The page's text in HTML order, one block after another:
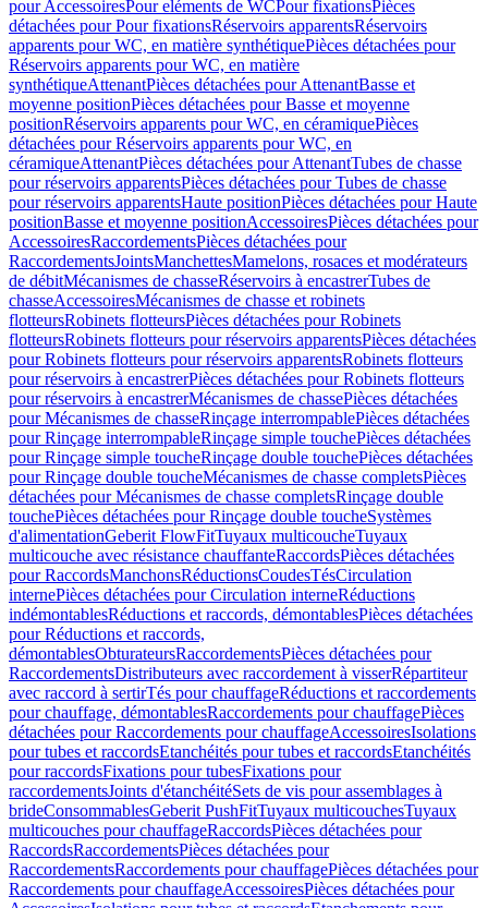
pour AccessoiresPour eléments de WCPour fixationsPièces
détachées pour Pour fixationsRéservoirs apparentsRéservoirs
apparents pour WC, en matière synthétiquePièces détachées pour
Réservoirs apparents pour WC, en matière
synthétiqueAttenantPièces détachées pour AttenantBasse et
moyenne positionPièces détachées pour Basse et moyenne
positionRéservoirs apparents pour WC, en céramiquePièces
détachées pour Réservoirs apparents pour WC, en
céramiqueAttenantPièces détachées pour AttenantTubes de chasse
pour réservoirs apparentsPièces détachées pour Tubes de chasse
pour réservoirs apparentsHaute positionPièces détachées pour Haute
positionBasse et moyenne positionAccessoiresPièces détachées pour
AccessoiresRaccordementsPièces détachées pour
RaccordementsJointsManchettesMamelons, rosaces et modérateurs
de débitMécanismes de chasseRéservoirs à encastrerTubes de
chasseAccessoiresMécanismes de chasse et robinets
flotteursRobinets flotteursPièces détachées pour Robinets
flotteursRobinets flotteurs pour réservoirs apparentsPièces détachées
pour Robinets flotteurs pour réservoirs apparentsRobinets flotteurs
pour réservoirs à encastrerPièces détachées pour Robinets flotteurs
pour réservoirs à encastrerMécanismes de chassePièces détachées
pour Mécanismes de chasseRinçage interrompablePièces détachées
pour Rinçage interrompableRinçage simple touchePièces détachées
pour Rinçage simple toucheRinçage double touchePièces détachées
pour Rinçage double toucheMécanismes de chasse completsPièces
détachées pour Mécanismes de chasse completsRinçage double
touchePièces détachées pour Rinçage double toucheSystèmes
d'alimentationGeberit FlowFitTuyaux multicoucheTuyaux
multicouche avec résistance chauffanteRaccordsPièces détachées
pour RaccordsManchonsRéductionsCoudesTésCirculation
internePièces détachées pour Circulation interneRéductions
indémontablesRéductions et raccords, démontablesPièces détachées
pour Réductions et raccords,
démontablesObturateursRaccordementsPièces détachées pour
RaccordementsDistributeurs avec raccordement à visserRépartiteur
avec raccord à sertirTés pour chauffageRéductions et raccordements
pour chauffage, démontablesRaccordements pour chauffagePièces
détachées pour Raccordements pour chauffageAccessoiresIsolations
pour tubes et raccordsEtanchéités pour tubes et raccordsEtanchéités
pour raccordsFixations pour tubesFixations pour
raccordementsJoints d'étanchéitéSets de vis pour assemblages à
brideConsommablesGeberit PushFitTuyaux multicouchesTuyaux
multicouches pour chauffageRaccordsPièces détachées pour
RaccordsRaccordementsPièces détachées pour
RaccordementsRaccordements pour chauffagePièces détachées pour
Raccordements pour chauffageAccessoiresPièces détachées pour